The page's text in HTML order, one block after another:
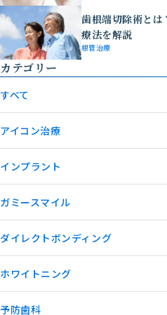
歯根端切除術と
療法を解説
根管治療
カテゴリー
すべて
アイコン治療
インプラント
ガミースマイル
ダイレクトボンディング
ホワイトニング
予防歯科